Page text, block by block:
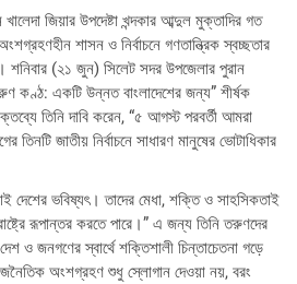
k
e
d
I
n
i
l
d
i
t
t
s
A
p
p
e
g
r
a
m
জিয়ার উপদেষ্টা খন্দকার আব্দুল মুক্তাদির গত
শাসন ও নির্বাচনে গণতান্ত্রিক স্বচ্ছতার
শনিবার (২১ জুন) সিলেট সদর উপজেলার পুরান
কণ্ঠ: একটি উন্নত বাংলাদেশের জন্য” শীর্ষক
তিনি দাবি করেন, “৫ আগস্ট পরবর্তী আমরা
জাতীয় নির্বাচনে সাধারণ মানুষের ভোটাধিকার
দেশের ভবিষ্যৎ। তাদের মেধা, শক্তি ও সাহসিকতাই
রূপান্তর করতে পারে।” এ জন্য তিনি তরুণদের
ও জনগণের স্বার্থে শক্তিশালী চিন্তাচেতনা গড়ে
অংশগ্রহণ শুধু স্লোগান দেওয়া নয়, বরং